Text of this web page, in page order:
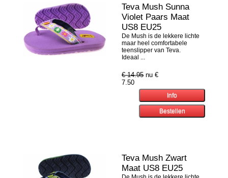
Teva Mush Sunna
Violet Paars Maat
US8 EU25
De Mush is de lekkere lichte
maar heel comfortabele
teenslipper van Teva.
Ideaal ...
€ 14.95 nu €
7.50
Teva Mush Zwart
Maat US8 EU25